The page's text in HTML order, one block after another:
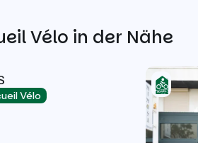
Vélo in der Nähe
Vélo